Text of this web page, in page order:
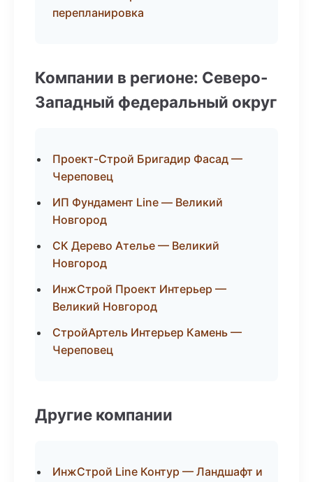
перепланировка
Компании в регионе: Северо-
Западный федеральный округ
Проект-Строй Бригадир Фасад —
Череповец
ИП Фундамент Line — Великий
Новгород
СК Дерево Ателье — Великий
Новгород
ИнжСтрой Проект Интерьер —
Великий Новгород
СтройАртель Интерьер Камень —
Череповец
Другие компании
ИнжСтрой Line Контур — Ландшафт и